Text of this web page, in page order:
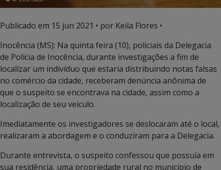
Publicado em 15 jun 2021 • por Keila Flores •
Inocência (MS): Na quinta feira (10), policiais da Delegacia
de Polícia de Inocência, durante investigações a fim de
localizar um indivíduo que estaria distribuindo notas falsas
no comércio da cidade, receberam denúncia anônima de
que o suspeito se encontrava na cidade, assim como a
localização de seu veículo.
Imediatamente os investigadores se deslocaram até o local,
realizaram a abordagem e o conduziram para a Delegacia.
Durante entrevista, o suspeito confessou que possuía em
sua residência, uma propriedade rural no município de